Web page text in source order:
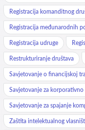
Registracija komanditnog
Registracija međunarodnih
Registracija udruge
Restrukturiranje društava
Savjetovanje o financijskoj
Savjetovanje za
Savjetovanje za spajanje
Zaštita intelektualnog